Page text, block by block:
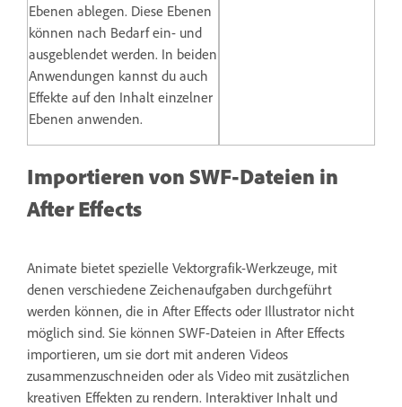
Ebenen ablegen. Diese Ebenen
können nach Bedarf ein- und
ausgeblendet werden. In beiden
Anwendungen kannst du auch
Effekte auf den Inhalt einzelner
Ebenen anwenden.
Importieren von SWF-Dateien in
After Effects
Animate bietet spezielle Vektorgrafik-Werkzeuge, mit
denen verschiedene Zeichenaufgaben durchgeführt
werden können, die in After Effects oder Illustrator nicht
möglich sind. Sie können SWF-Dateien in After Effects
importieren, um sie dort mit anderen Videos
zusammenzuschneiden oder als Video mit zusätzlichen
kreativen Effekten zu rendern. Interaktiver Inhalt und